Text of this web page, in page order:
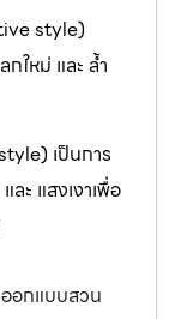
style)
ใหม่ และ ล้ำ
เป็นการ
ละ แสงเงาเพื่อ
ออกแบบสวน